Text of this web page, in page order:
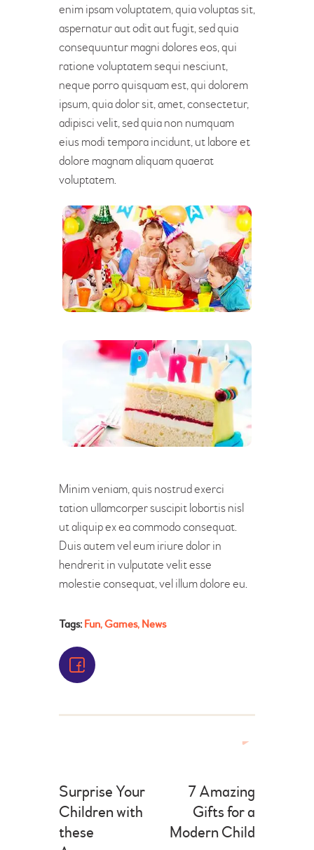
enim ipsam voluptatem, quia voluptas sit,
aspernatur aut odit aut fugit, sed quia
consequuntur magni dolores eos, qui
ratione voluptatem sequi nesciunt,
neque porro quisquam est, qui dolorem
ipsum, quia dolor sit, amet, consectetur,
adipisci velit, sed quia non numquam
eius modi tempora incidunt, ut labore et
dolore magnam aliquam quaerat
voluptatem.
Minim veniam, quis nostrud exerci
tation ullamcorper suscipit lobortis nisl
ut aliquip ex ea commodo consequat.
Duis autem vel eum iriure dolor in
hendrerit in vulputate velit esse
molestie consequat, vel illum dolore eu.
Tags: Fun,Games, News
Surprise Your
Children with
these
7 Amazing
Gifts for a
Modern Child